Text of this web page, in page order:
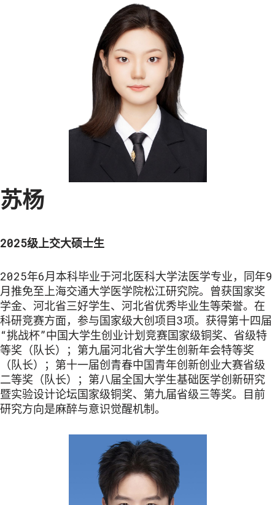
苏杨
2025级上交大硕士生
2025年6月本科毕业于河北医科大学法医学专业，同年9
月推免至上海交通大学医学院松江研究院。曾获国家奖
学金、河北省三好学生、河北省优秀毕业生等荣誉。在
科研竞赛方面，参与国家级大创项目3项。获得第十四届
“挑战杯”中国大学生创业计划竞赛国家级铜奖、省级特
等奖（队长）；第九届河北省大学生创新年会特等奖
（队长）；第十一届创青春中国青年创新创业大赛省级
二等奖（队长）；第八届全国大学生基础医学创新研究
暨实验设计论坛国家级铜奖、第九届省级三等奖。目前
研究方向是麻醉与意识觉醒机制。